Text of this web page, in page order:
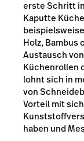
erste Schritt
Kaputte
Holz, Bambus
Austausch
Küchenrollen
lohnt sich in
von
Vorteil mit
haben und